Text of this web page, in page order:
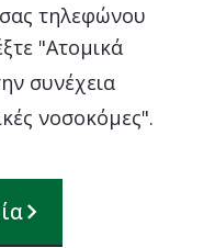
τηλεφώνου
"Ατομικά
συνέχεια
νοσοκόμες".